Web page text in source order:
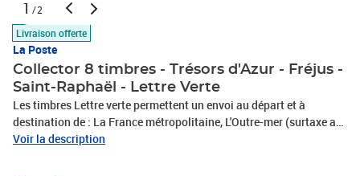
1 /2
Livraison offerte
La Poste
Collector 8 timbres - Trésors d'Azur - Fréjus -
Saint-Raphaël - Lettre Verte
Les timbres Lettre verte permettent un envoi au départ et à
destination de : La France métropolitaine, L'Outre-mer (surtaxe au-
delà de 100g), Andorre et Monaco. Le Client est informé qu’il
Voir la description